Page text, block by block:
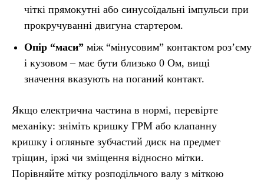
чіткі прямокутні або синусоїдальні імпульси при
прокручуванні двигуна стартером.
Опір “маси” між “мінусовим” контактом роз’єму
і кузовом – має бути близько 0 Ом, вищі
значення вказують на поганий контакт.
Якщо електрична частина в нормі, перевірте
механіку: зніміть кришку ГРМ або клапанну
кришку і огляньте зубчастий диск на предмет
тріщин, іржі чи зміщення відносно мітки.
Порівняйте мітку розподільчого валу з міткою